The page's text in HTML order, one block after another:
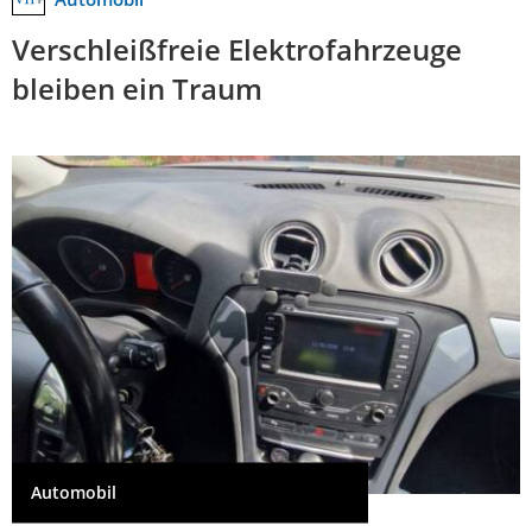
Verschleißfreie Elektrofahrzeuge
bleiben ein Traum
Automobil